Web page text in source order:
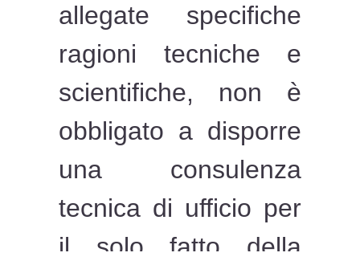
allegate specifiche
ragioni tecniche e
scientifiche, non è
obbligato a disporre
una consulenza
tecnica di ufficio per
il solo fatto della